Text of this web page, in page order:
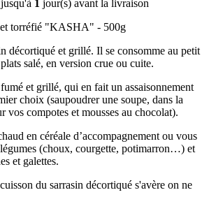
1 jour(s) avant la livraison
décortiqué et grillé. Il se consomme au petit
salé, en version crue ou cuite.
et grillé, qui en fait un assaisonnement
choix (saupoudrer une soupe, dans la
vos compotes et mousses au chocolat).
en céréale d’accompagnement ou vous
(choux, courgette, potimarron…) et
et galettes.
du sarrasin décortiqué s'avère on ne